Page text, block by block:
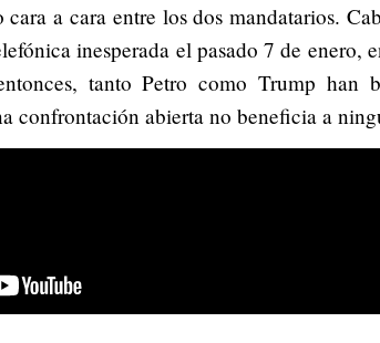
a cara entre los dos mandatarios.
inesperada el pasado 7 de enero,
tanto Petro como Trump
confrontación abierta no beneficia a